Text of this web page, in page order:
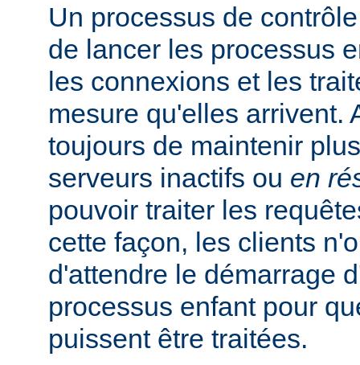
Un processus de
de lancer les processus
les connexions et les
mesure qu'elles arrivent.
toujours de maintenir
serveurs inactifs ou en
pouvoir traiter les
cette façon, les clients
d'attendre le démarrage
processus enfant pour
puissent être traitées.